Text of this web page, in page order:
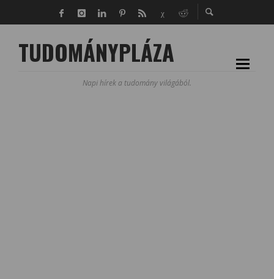
TUDOMÁNYPLÁZA
Napi hírek a tudomány világából.